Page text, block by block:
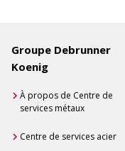
Groupe Debrunner
Koenig
À propos de Centre de
services métaux
Centre de services acier